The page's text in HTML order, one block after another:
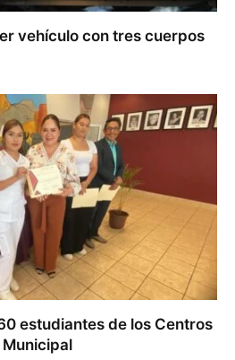
vehículo con tres cuerpos
estudiantes de los Centros
Municipal